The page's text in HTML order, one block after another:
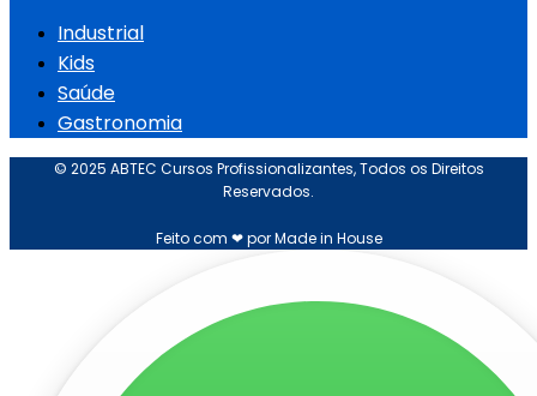
Industrial
Kids
Saúde
Gastronomia
© 2025 ABTEC Cursos Profissionalizantes, Todos os Direitos
Reservados.
Feito com ❤ por Made in House